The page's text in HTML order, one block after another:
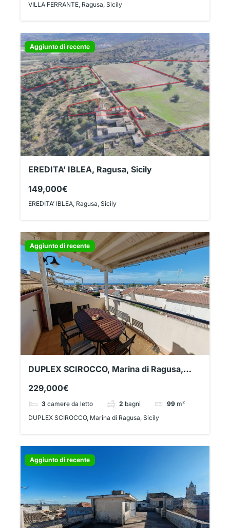
VILLA FERRANTE, Ragusa, Sicily
Aggiunto di recente
EREDITA’ IBLEA, Ragusa, Sicily
149,000€
EREDITA’ IBLEA, Ragusa, Sicily
Aggiunto di recente
DUPLEX SCIROCCO, Marina di Ragusa,
229,000€
3 camere da letto 2 bagni 99 m²
DUPLEX SCIROCCO, Marina di Ragusa, Sicily
Aggiunto di recente